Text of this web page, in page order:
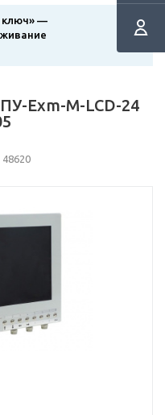
ключ» —
Exm-М-LCD-24